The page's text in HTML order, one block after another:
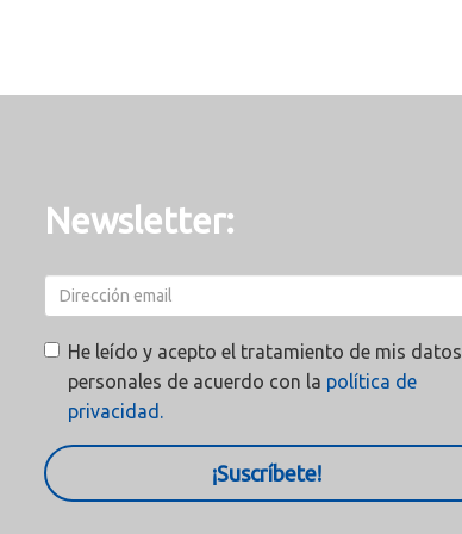
Newsletter:
He leído y acepto el tratamiento de mis datos
personales de acuerdo con la política de
privacidad.
¡Suscríbete!